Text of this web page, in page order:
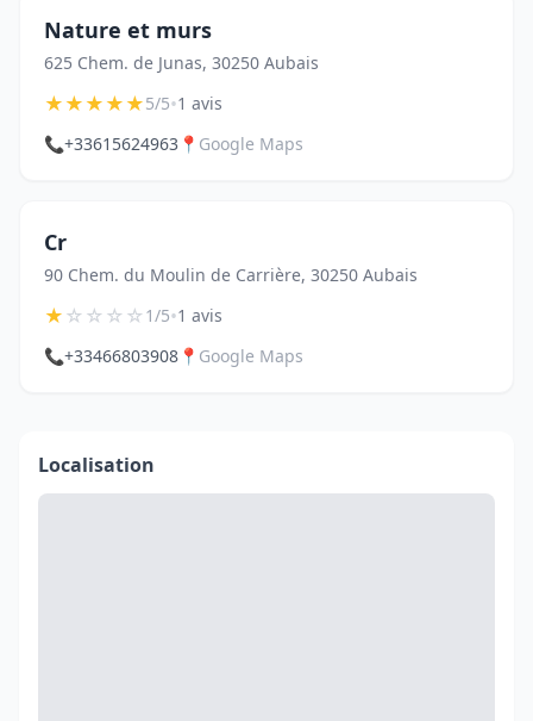
Nature et murs
625 Chem. de Junas, 30250 Aubais
★★★★★5/5•1 avis
📞+33615624963 📍 Google Maps
Cr
90 Chem. du Moulin de Carrière, 30250 Aubais
★☆☆☆☆1/5•1 avis
📞+33466803908 📍 Google Maps
Localisation